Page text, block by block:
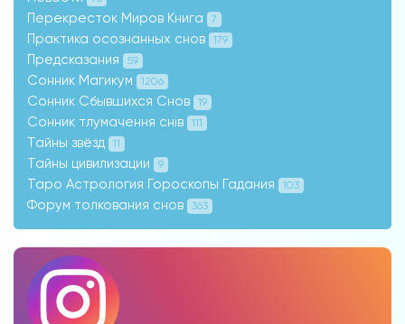
Перекресток Миров Книга 7
Практика осознанных снов 179
Предсказания 59
Сонник Магикум 1206
Сонник Сбывшихся Снов 19
Сонник тлумачення снів 111
Тайны звёзд 11
Тайны цивилизации 9
Таро Астрология Гороскопы Гадания 103
Форум толкования снов 363